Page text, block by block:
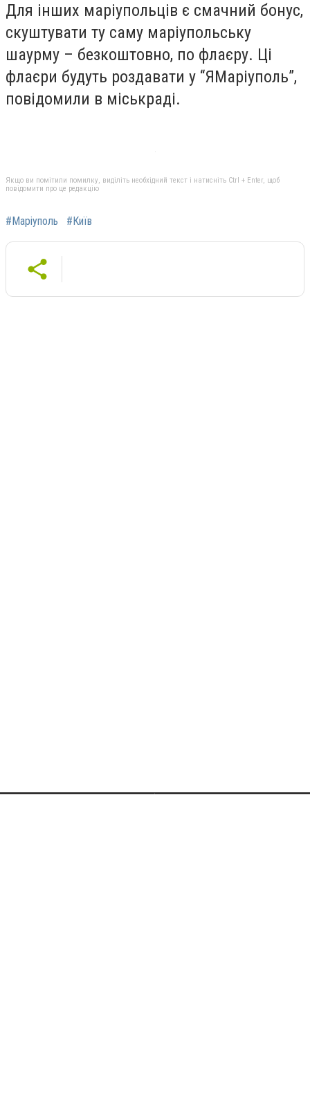
Для інших маріупольців є смачний бонус,
скуштувати ту саму маріупольську
шаурму – безкоштовно, по флаєру. Ці
флаєри будуть роздавати у “ЯМаріуполь”,
повідомили в міськраді.
Якщо ви помітили помилку, виділіть необхідний текст і натисніть Ctrl + Enter, щоб
повідомити про це редакцію
#Маріуполь #Київ